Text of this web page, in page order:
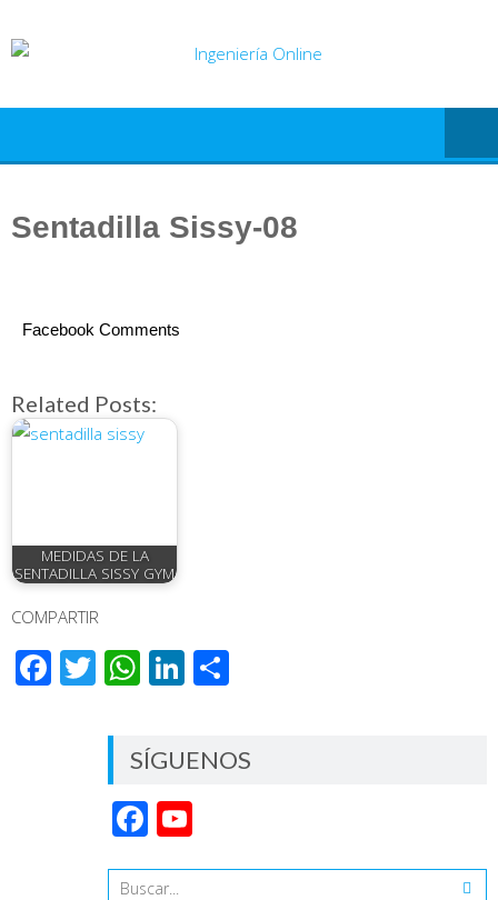
Sentadilla Sissy-08
Facebook Comments
Related Posts:
MEDIDAS DE LA
SENTADILLA SISSY GYM
COMPARTIR
Facebook
Twitter
WhatsApp
LinkedIn
SÍGUENOS
Facebook